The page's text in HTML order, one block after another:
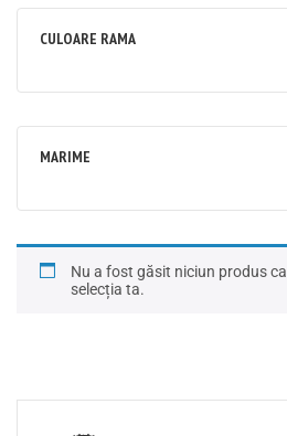
CULOARE RAMA
MARIME
Nu a fost găsit niciun produs
selecția ta.